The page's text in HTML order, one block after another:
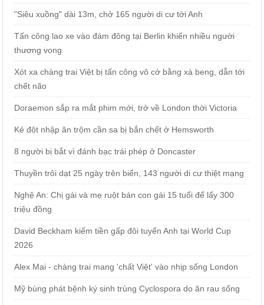
"Siêu xuồng" dài 13m, chở 165 người di cư tới Anh
Tấn công lao xe vào đám đông tại Berlin khiến nhiều người
thương vong
Xót xa chàng trai Việt bị tấn công vô cớ bằng xà beng, dẫn tới
chết não
Doraemon sắp ra mắt phim mới, trở về London thời Victoria
Kẻ đột nhập ăn trộm cần sa bị bắn chết ở Hemsworth
8 người bị bắt vì đánh bạc trái phép ở Doncaster
Thuyền trôi dạt 25 ngày trên biển, 143 người di cư thiệt mạng
Nghệ An: Chị gái và mẹ ruột bán con gái 15 tuổi để lấy 300
triệu đồng
David Beckham kiếm tiền gấp đôi tuyển Anh tại World Cup
2026
Alex Mai - chàng trai mang 'chất Việt' vào nhịp sống London
Mỹ bùng phát bệnh ký sinh trùng Cyclospora do ăn rau sống